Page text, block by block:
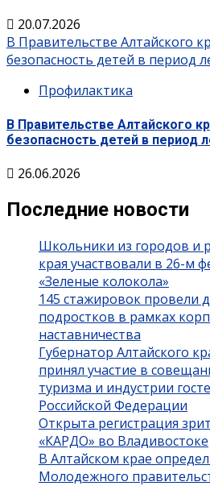
20.07.2026
В Правительстве Алтайского
безопасность детей в период
Профилактика
В Правительстве Алтайского
безопасность детей в период
26.06.2026
Последние новости
Школьники из городов и
края участвовали в 26-м
«Зеленые колокола»
145 стажировок провели
подростков в рамках
наставничества
Губернатор Алтайского
принял участие в
туризма и индустрии
Российской Федерации
Открыта регистрация
«КАРДО» во Владивостоке
В Алтайском крае
Молодежного